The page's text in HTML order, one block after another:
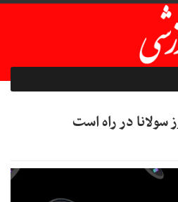
در راه است